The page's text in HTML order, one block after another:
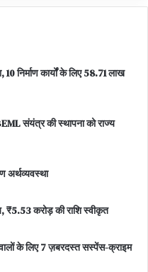
निर्माण कार्यों के लिए 58.71 लाख
संयंत्र की स्थापना को राज्य
अर्थव्यवस्था
₹5.53 करोड़ की राशि स्वीकृत
के लिए 7 ज़बरदस्त सस्पेंस-क्राइम